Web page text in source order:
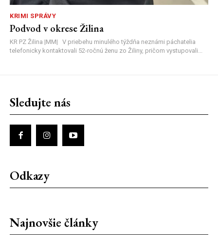
KRIMI SPRÁVY
Podvod v okrese Žilina
KR PZ Žilina |MM| V priebehu minulého týždňa neznámi páchatelia
telefonicky kontaktovali 52-ročnú ženu zo Žiliny, pričom vystupovali...
Sledujte nás
Odkazy
Najnovšie články